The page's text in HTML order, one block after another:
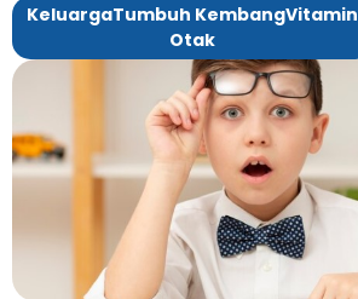
KeluargaTumbuh KembangVitamin
Otak